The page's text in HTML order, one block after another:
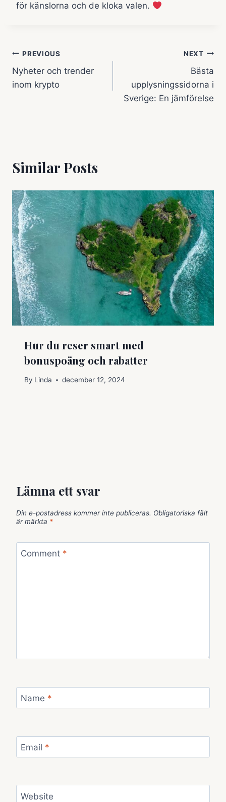
för känslorna och de kloka valen.
Inläggsnavigering
PREVIOUS
Nyheter och trender
inom krypto
NEXT
Bästa
upplysningssidorna i
Sverige: En jämförelse
Similar Posts
Hur du reser smart med
bonuspoäng och rabatter
By Linda december 12, 2024
Lämna ett svar
Din e-postadress kommer inte publiceras. Obligatoriska fält
är märkta *
Comment *
Name *
Email *
Website